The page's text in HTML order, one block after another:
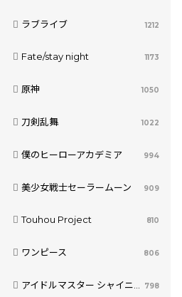
ラブライブ 1212
Fate/stay night 1173
原神 1050
刀剣乱舞 1022
僕のヒーローアカデミア 994
美少女戦士セーラームーン 909
Touhou Project 810
ワンピース 806
アイドルマスター シャイニーカラーズ 798